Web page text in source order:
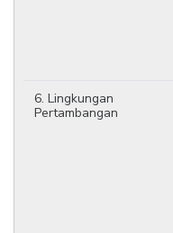
6. Lingkungan
Pertambangan